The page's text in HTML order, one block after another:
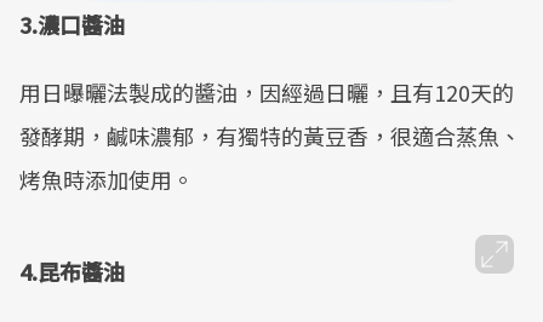
3.濃口醬油
用日曝曬法製成的醬油，因經過日曬，且有120天的
發酵期，鹹味濃郁，有獨特的黃豆香，很適合蒸魚、
烤魚時添加使用。
4.昆布醬油